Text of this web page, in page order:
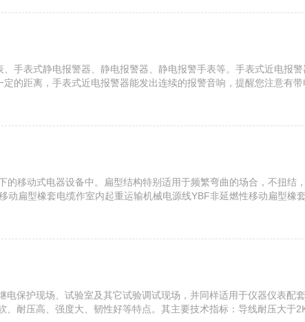
手表式静电报警器、静电报警器、静电报警手表等。手表式近电报
的距离，手表式近电报警器能发出连续的报警音响，提醒您注意有
移动式电器设备中。扁型结构特别适用于频繁弯曲的场合，不扭结
扁型橡套电缆作室内起重运输机械电源线YBF非延燃性移动扁型橡
保护现场、试验室及其它试验调试现场，并同样适用于仪器仪表配
耐压高、强度大、韧性好等特点。其主要技术指标：导线耐压大于